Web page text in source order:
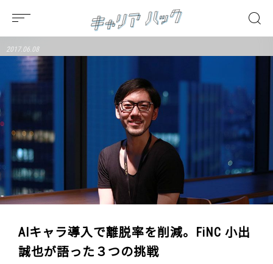
2017.06.08
AIキャラ導入で離脱率を削減。FiNC 小出
誠也が語った３つの挑戦